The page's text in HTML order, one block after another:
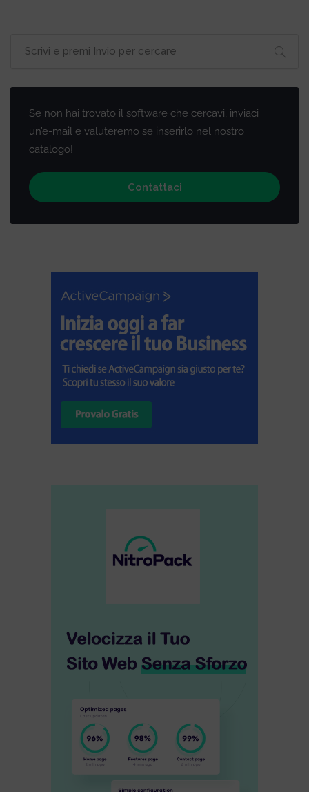
Se non hai trovato il software che cercavi, inviaci
un’e-mail e valuteremo se inserirlo nel nostro
catalogo!
Contattaci